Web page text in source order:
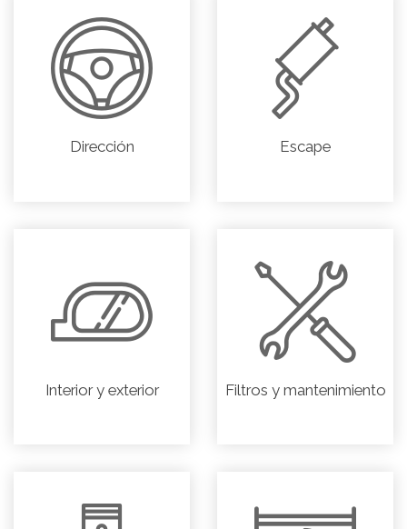
Dirección Escape
Interior y exterior Filtros y mantenimiento